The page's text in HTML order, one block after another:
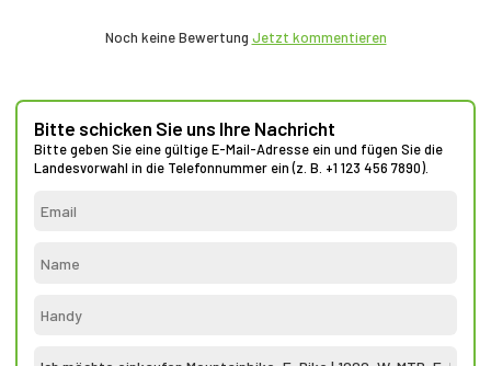
Noch keine Bewertung Jetzt kommentieren
Bitte schicken Sie uns Ihre Nachricht
Bitte geben Sie eine gültige E-Mail-Adresse ein und fügen Sie die
Landesvorwahl in die Telefonnummer ein (z. B. +1 123 456 7890).